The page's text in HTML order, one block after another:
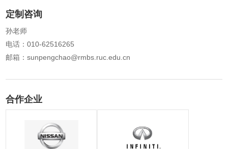
定制咨询
孙老师
电话：010-62516265
邮箱：sunpengchao@rmbs.ruc.edu.cn
合作企业